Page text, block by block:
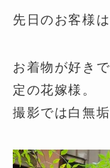
先日のお客様
お着物が好き
定の花嫁様。
撮影では白無